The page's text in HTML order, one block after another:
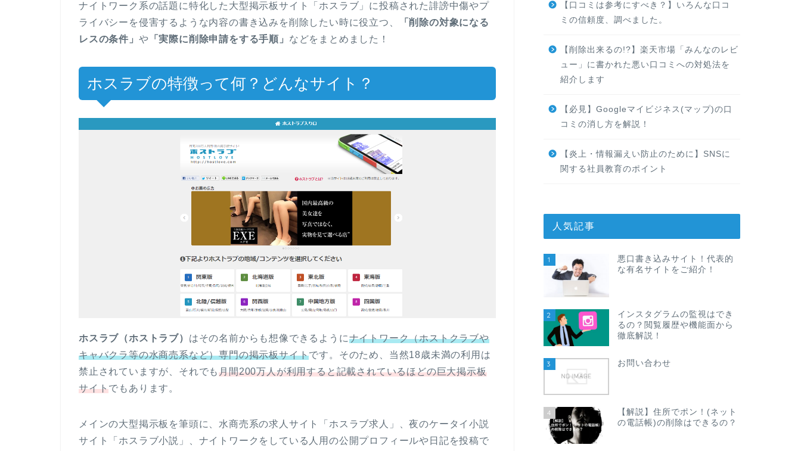
ナイトワーク系の話題に特化した大型掲示板サイト「ホスラブ」に投稿された誹謗中傷やプ
ライバシーを侵害するような内容の書き込みを削除したい時に役立つ、
「削除の対象になる
レスの条件」 や 「実際に削除申請をする手順」 などをまとめました！
ホスラブの特徴って何？どんなサイト？
ホスラブ（ホストラブ） はその名前からも想像できるようにナイトワーク（ホストクラブや
キャバクラ等の水商売系など）専門の掲示板サイトです。そのため、当然18歳未満の利用は
禁止されていますが、それでも月間200万人が利用すると記載されているほどの巨大掲示板
サイトでもあります。
メインの大型掲示板を筆頭に、水商売系の求人サイト「ホスラブ求人」、夜のケータイ小説
サイト「ホスラブ小説」、ナイトワークをしている人用の公開プロフィールや日記を投稿で
【口コミは参考にすべき？】いろんな口コ
ミの信頼度、調べました。
【削除出来るの!?】楽天市場「みんなのレビ
ュー」に書かれた悪い口コミへの対処法を
紹介します
【必見】Googleマイビジネス(マップ)の口
コミの消し方を解説！
【炎上・情報漏えい防止のために】SNSに
関する社員教育のポイント
人気記事
1
悪口書き込みサイト！代表的
な有名サイトをご紹介！
2
インスタグラムの監視はでき
るの？閲覧履歴や機能面から
徹底解説！
3 お問い合わせ
4
【解説】住所でポン！(ネット
の電話帳)の削除はできるの？